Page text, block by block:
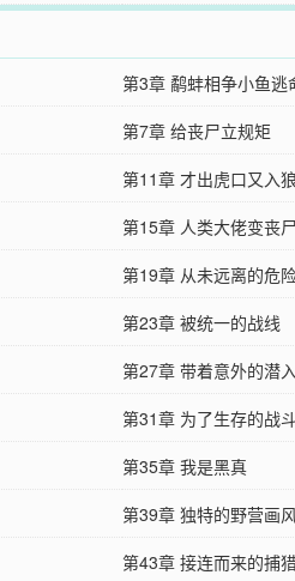
第3章 鹬蚌相争小鱼逃
第7章 给丧尸立规矩
第11章 才出虎口又入
第15章 人类大佬变丧
第19章 从未远离的危
第23章 被统一的战线
第27章 带着意外的潜
第31章 为了生存的战斗
第35章 我是黑真
第39章 独特的野营画风
第43章 接连而来的捕